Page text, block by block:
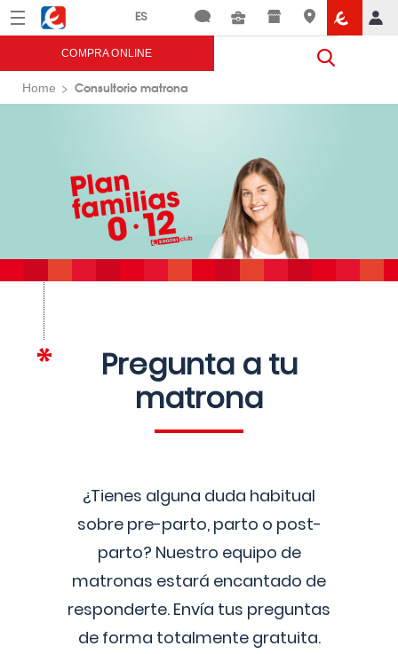
Menú Eroski
COMPRA ONLINE
Home Consultorio matrona
Pregunta a tu
matrona
¿Tienes alguna duda habitual
sobre pre-parto, parto o post-
parto? Nuestro equipo de
matronas estará encantado de
responderte. Envía tus preguntas
de forma totalmente gratuita.